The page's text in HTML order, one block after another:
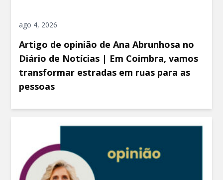
ago 4, 2026
Artigo de opinião de Ana Abrunhosa no
Diário de Notícias | Em Coimbra, vamos
transformar estradas em ruas para as
pessoas